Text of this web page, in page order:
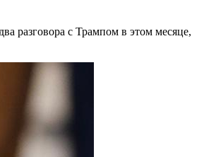
разговора с Трампом в этом месяце,